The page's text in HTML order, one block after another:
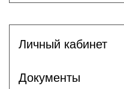
Личный кабинет
Документы